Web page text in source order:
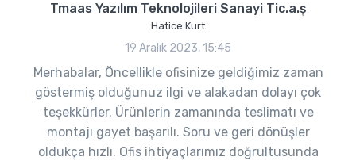
Tmaas Yazılım Teknolojileri Sanayi Tic.a.ş
Hatice Kurt
19 Aralık 2023, 15:45
Merhabalar, Öncellikle ofisinize geldiğimiz zaman
göstermiş olduğunuz ilgi ve alakadan dolayı çok
teşekkürler. Ürünlerin zamanında teslimatı ve
montajı gayet başarılı. Soru ve geri dönüşler
oldukça hızlı. Ofis ihtiyaçlarımız doğrultusunda